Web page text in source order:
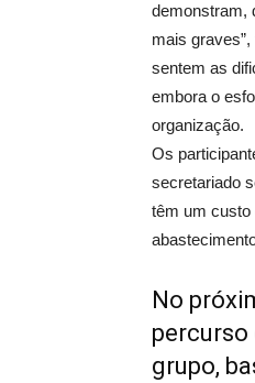
demonstram,
mais
sentem as
embora o
organização.
Os
secretariado
têm um custo
No
percurso
grupo,